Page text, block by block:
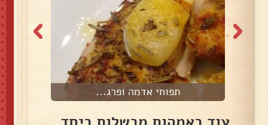
תפוחי אדמה ופרג...